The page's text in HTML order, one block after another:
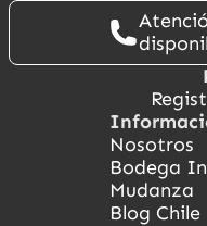
Nosotros
Bodega
Mudanza
Blog Chile